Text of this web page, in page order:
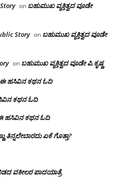
on ಬಹುಮುಖ ವ್ಯಕ್ತಿತ್ವದ ವೂಡೇ
Story on ಬಹುಮುಖ ವ್ಯಕ್ತಿತ್ವದ ವೂಡೇ
on ಬಹುಮುಖ ವ್ಯಕ್ತಿತ್ವದ ವೂಡೇ ಪಿ.ಕೃಷ್ಣ
ಈ ಹಸಿವಿನ ಕಥನ ಓದಿ
ಕಥನ ಓದಿ
ಹಸಿವಿನ ಕಥನ ಓದಿ
ತಿನ್ನಲೇಬಾರದು ಏಕೆ ಗೊತ್ತಾ?
ವಕೀಲರ ಪಾದಯಾತ್ರೆ